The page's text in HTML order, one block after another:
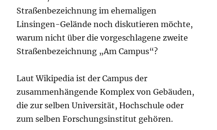
Straßenbezeichnung im ehemaligen
Linsingen-Gelände noch diskutieren möchte,
warum nicht über die vorgeschlagene zweite
Straßenbezeichnung „Am Campus“?
Laut Wikipedia ist der Campus der
zusammenhängende Komplex von Gebäuden,
die zur selben Universität, Hochschule oder
zum selben Forschungsinstitut gehören.